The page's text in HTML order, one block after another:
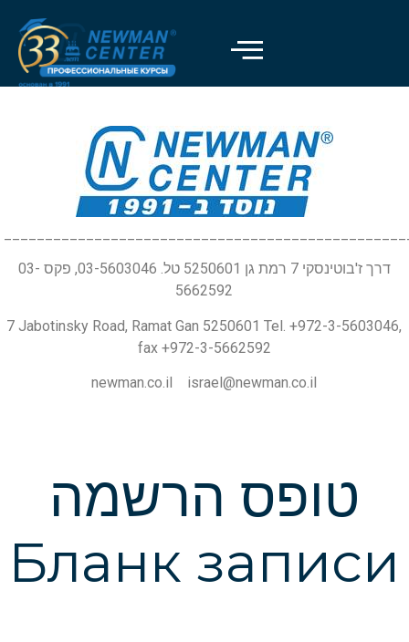
דרך ז'בוטינסקי 7 רמת גן 5250601 טל. 03-5603046, פקס 03-
5662592
7 Jabotinsky Road, Ramat Gan 5250601 Tel. +972-3-5603046,
fax +972-3-5662592
newman.co.il israel@newman.co.il
טופס הרשמה
Бланк записи